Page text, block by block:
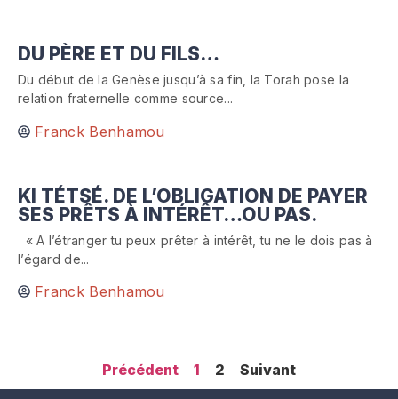
DU PÈRE ET DU FILS…
Du début de la Genèse jusqu’à sa fin, la Torah pose la
relation fraternelle comme source...
Franck Benhamou
KI TÉTSÉ. DE L’OBLIGATION DE PAYER
SES PRÊTS À INTÉRÊT…OU PAS.
« A l’étranger tu peux prêter à intérêt, tu ne le dois pas à
l’égard de...
Franck Benhamou
Précédent 1 2 Suivant